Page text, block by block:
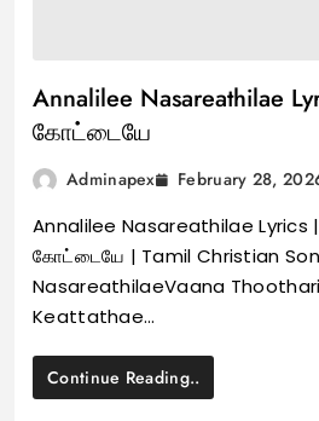
Annalilee Nasareathilae
கோட்டையே
Adminapex February 28,
Annalilee Nasareathilae
கோட்டையே | Tamil Christian
NasareathilaeVaana
Keattathae…
Continue Reading..